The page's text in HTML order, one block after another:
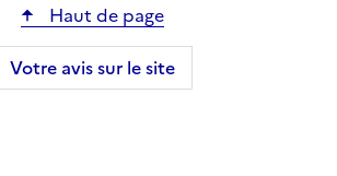
Haut de page
Votre avis sur le site